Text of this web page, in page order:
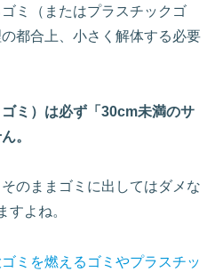
ミ（またはプラスチックゴ
都合上、小さく解体する必要
ミ）は必ず「30cm未満のサ
。
のままゴミに出してはダメな
すよね。
ミを燃えるゴミやプラスチッ